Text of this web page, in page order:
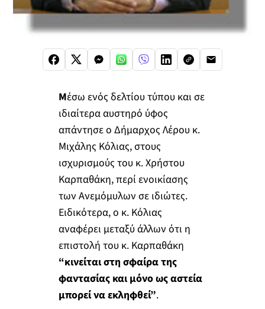
Μέσω ενός δελτίου τύπου και σε
ιδιαίτερα αυστηρό ύφος
απάντησε ο Δήμαρχος Λέρου κ.
Μιχάλης Κόλιας, στους
ισχυρισμούς του κ. Χρήστου
Καρπαθάκη, περί ενοικίασης
των Ανεμόμυλων σε ιδιώτες.
Ειδικότερα, ο κ. Κόλιας
αναφέρει μεταξύ άλλων ότι η
επιστολή του κ. Καρπαθάκη
“κινείται στη σφαίρα της
φαντασίας και μόνο ως αστεία
μπορεί να εκληφθεί”.